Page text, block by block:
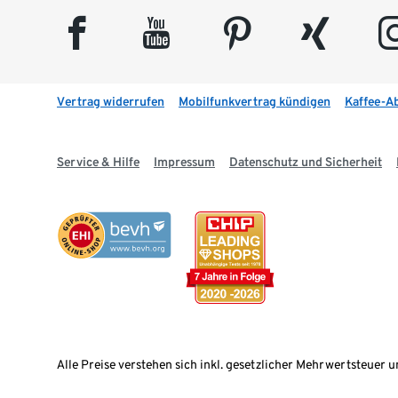
facebook youtube pinterest xing
Vertrag widerrufen Mobilfunkvertrag kündigen Kaffee-
Service & Hilfe Impressum Datenschutz und Sicherheit
Alle Preise verstehen sich inkl. gesetzlicher Mehrwertsteuer